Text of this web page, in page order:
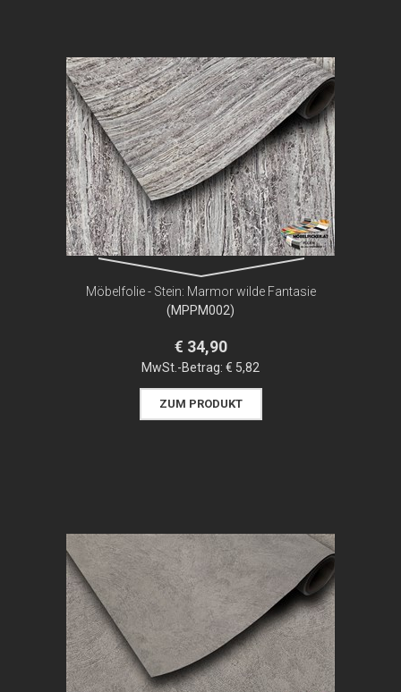
Möbelfolie - Stein: Marmor wilde Fantasie
(MPPM002)
€ 34,90
MwSt.-Betrag: € 5,82
ZUM PRODUKT